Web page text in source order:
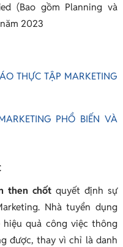
(Bao gồm Planning và
2023
THỰC TẬP MARKETING
PHỔ BIẾN VÀ
then chốtquyết định sự
Nhà tuyển dụng
quả công việc thông
được, thay vì chỉ là danh